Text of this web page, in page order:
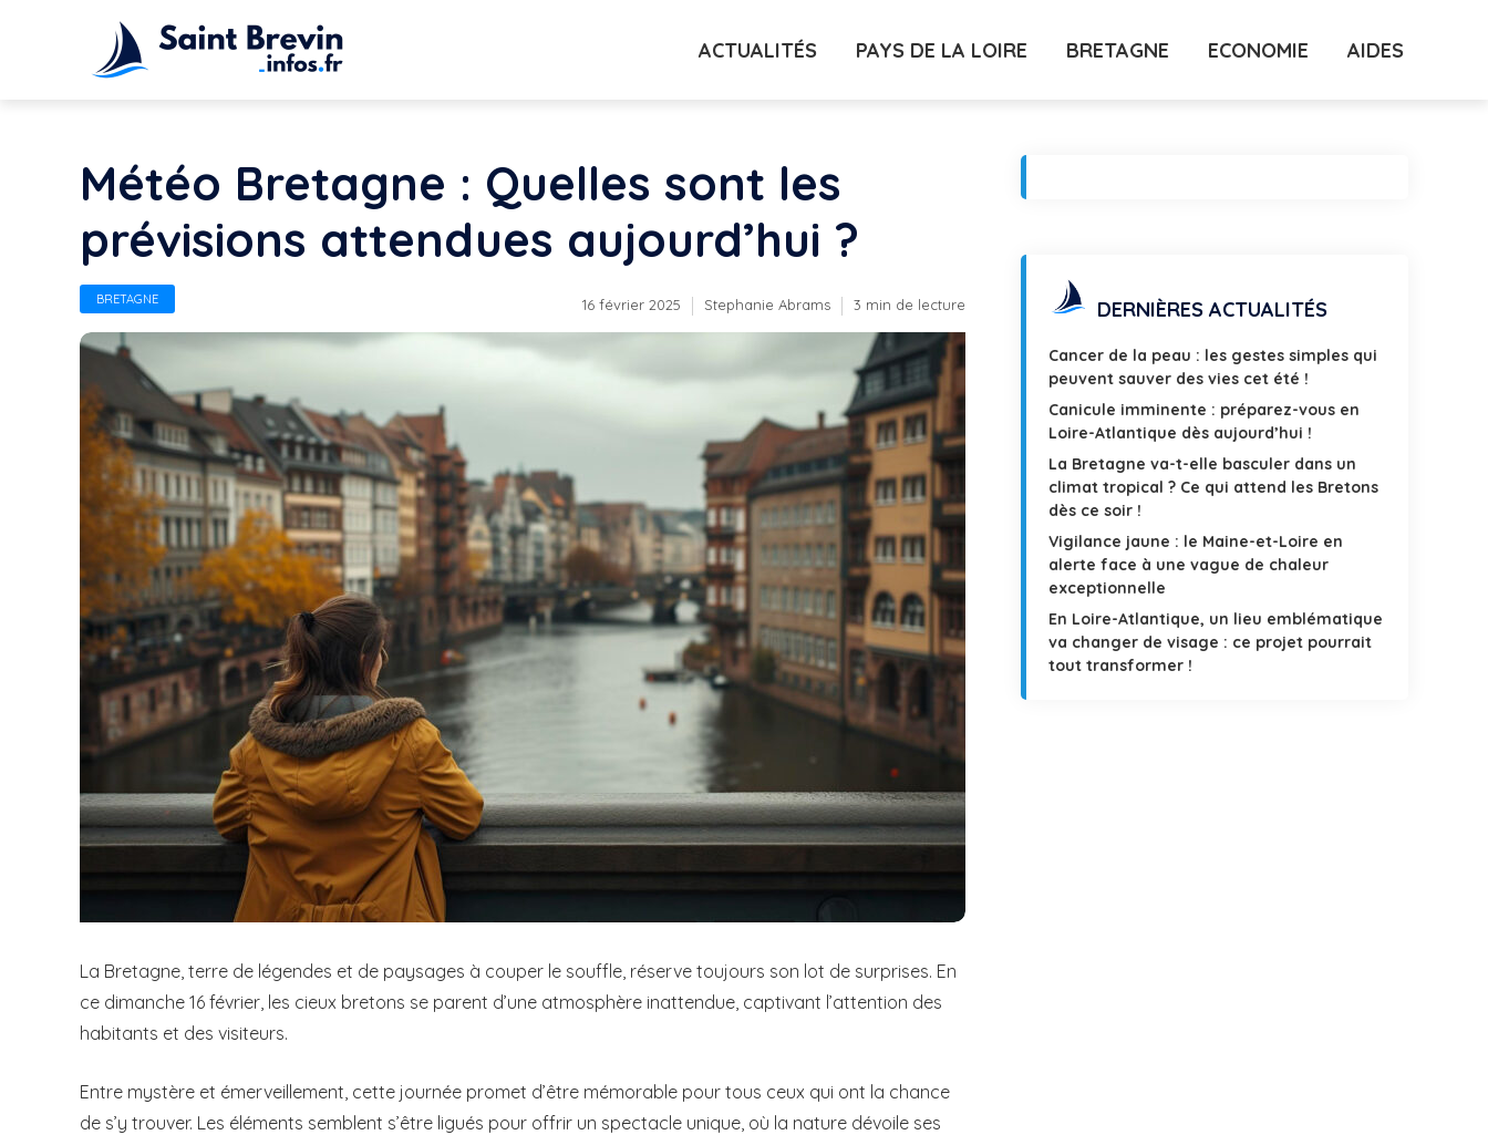
ACTUALITÉS PAYS DE LA LOIRE BRETAGNE ECONOMIE AIDES
Météo Bretagne : Quelles sont les
prévisions attendues aujourd’hui ?
BRETAGNE 16 février 2025 Stephanie Abrams 3 min de lecture
La Bretagne, terre de légendes et de paysages à couper le souffle, réserve toujours son lot de surprises. En
ce dimanche 16 février, les cieux bretons se parent d’une atmosphère inattendue, captivant l’attention des
habitants et des visiteurs.
Entre mystère et émerveillement, cette journée promet d’être mémorable pour tous ceux qui ont la chance
de s’y trouver. Les éléments semblent s’être ligués pour offrir un spectacle unique, où la nature dévoile ses
DERNIÈRES ACTUALITÉS
Cancer de la peau : les gestes simples qui
peuvent sauver des vies cet été !
Canicule imminente : préparez-vous en
Loire-Atlantique dès aujourd’hui !
La Bretagne va-t-elle basculer dans un
climat tropical ? Ce qui attend les Bretons
dès ce soir !
Vigilance jaune : le Maine-et-Loire en
alerte face à une vague de chaleur
exceptionnelle
En Loire-Atlantique, un lieu emblématique
va changer de visage : ce projet pourrait
tout transformer !